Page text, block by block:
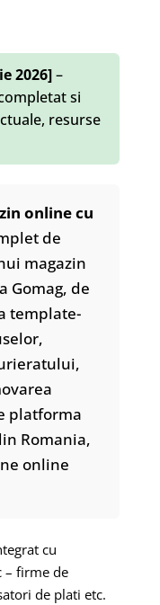
2026]–
si
resurse
online cu
de
magazin
Gomag, de
template-
platforma
Romania,
online
cu
– firme de
de plati etc.